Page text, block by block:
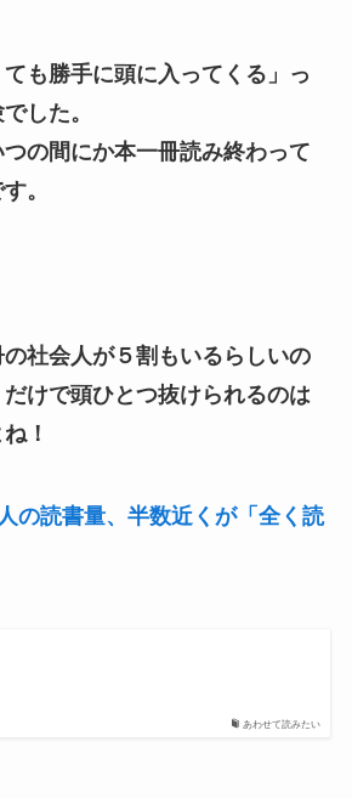
も勝手に頭に入ってくる」っ
した。
の間にか本一冊読み終わって
。
の社会人が５割もいるらしいの
けで頭ひとつ抜けられるのは
！
の読書量、半数近くが「全く読
あわせて読みたい